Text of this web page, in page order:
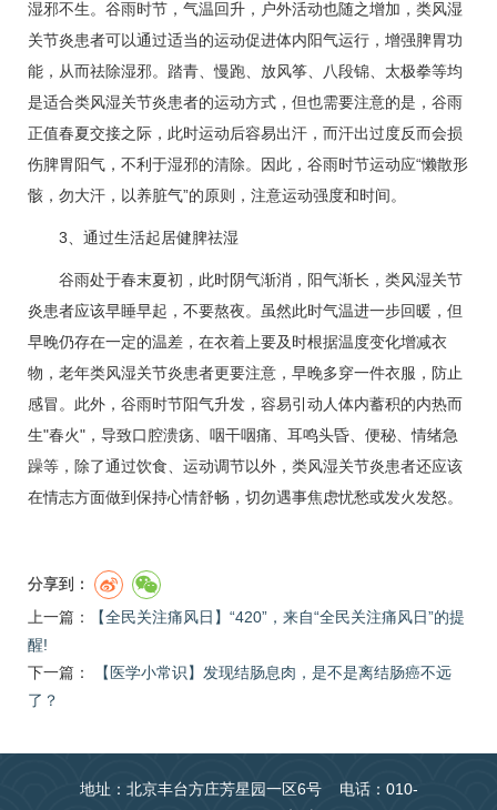
湿邪不生。谷雨时节，气温回升，户外活动也随之增加，类风湿
关节炎患者可以通过适当的运动促进体内阳气运行，增强脾胃功
能，从而祛除湿邪。踏青、慢跑、放风筝、八段锦、太极拳等均
是适合类风湿关节炎患者的运动方式，但也需要注意的是，谷雨
正值春夏交接之际，此时运动后容易出汗，而汗出过度反而会损
伤脾胃阳气，不利于湿邪的清除。因此，谷雨时节运动应“懒散形
骸，勿大汗，以养脏气”的原则，注意运动强度和时间。
3、通过生活起居健脾祛湿
谷雨处于春末夏初，此时阴气渐消，阳气渐长，类风湿关节
炎患者应该早睡早起，不要熬夜。虽然此时气温进一步回暖，但
早晚仍存在一定的温差，在衣着上要及时根据温度变化增减衣
物，老年类风湿关节炎患者更要注意，早晚多穿一件衣服，防止
感冒。此外，谷雨时节阳气升发，容易引动人体内蓄积的内热而
生"春火"，导致口腔溃疡、咽干咽痛、耳鸣头昏、 便秘、情绪急
躁等，除了通过饮食、运动调节以外，类风湿关节炎患者还应该
在情志方面做到保持心情舒畅，切勿遇事焦虑忧愁或发火发怒。
分享到：
上一篇：
​【全民关注痛风日】“420”，来自“全民关注痛风日”的提
醒!
下一篇：
【医学小常识】发现结肠息肉，是不是离结肠癌不远
了？
地址：北京丰台方庄芳星园一区6号 电话：010-